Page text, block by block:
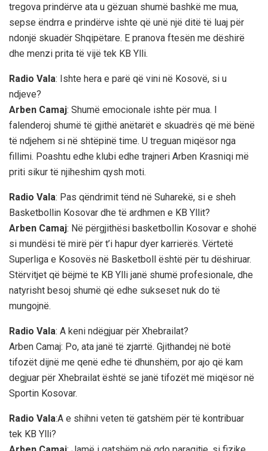
tregova prindërve ata u gëzuan shumë bashkë me mua,
sepse ëndrra e prindërve ishte që unë një ditë të luaj për
ndonjë skuadër Shqipëtare. E pranova ftesën me dëshirë
dhe menzi prita të vijë tek KB Ylli.
Radio Vala: Ishte hera e parë që vini në Kosovë, si u
ndjeve?
Arben Camaj: Shumë emocionale ishte për mua. I
falenderoj shumë të gjithë anëtarët e skuadrës që më bënë
të ndjehem si në shtëpinë time. U treguan miqësor nga
fillimi. Poashtu edhe klubi edhe trajneri Arben Krasniqi më
priti sikur të njiheshim qysh moti.
Radio Vala: Pas qëndrimit tënd në Suharekë, si e sheh
Basketbollin Kosovar dhe të ardhmen e KB Yllit?
Arben Camaj: Në përgjithësi basketbollin Kosovar e shohë
si mundësi të mirë për t’i hapur dyer karrierës. Vërtetë
Superliga e Kosovës në Basketboll është për tu dëshiruar.
Stërvitjet që bëjmë te KB Ylli janë shumë profesionale, dhe
natyrisht besoj shumë që edhe sukseset nuk do të
mungojnë.
Radio Vala: A keni ndëgjuar për Xhebrailat?
Arben Camaj: Po, ata janë të zjarrtë. Gjithandej në botë
tifozët dijnë me qenë edhe të dhunshëm, por ajo që kam
degjuar për Xhebrailat është se janë tifozët më miqësor në
Sportin Kosovar.
Radio Vala:A e shihni veten të gatshëm për të kontribuar
tek KB Ylli?